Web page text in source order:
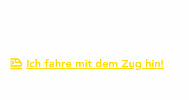
Ich fahre mit dem Zug hin!